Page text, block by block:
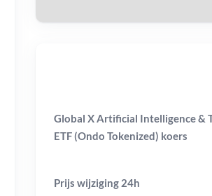
Global X Artificial Intelligence &
ETF (Ondo Tokenized) koers
Prijs wijziging 24h